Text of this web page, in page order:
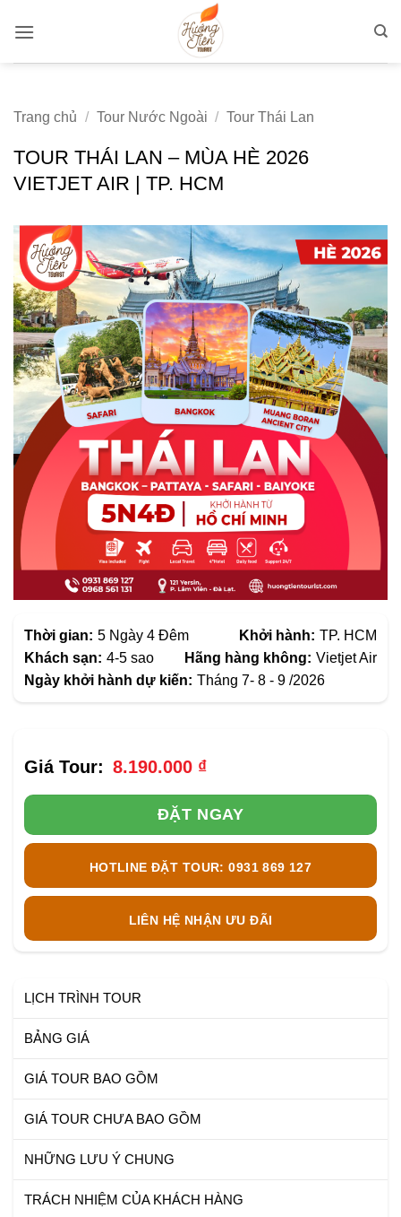
qua
Trang chủ / Tour Nước Ngoài / Tour Thái Lan
TOUR THÁI LAN – MÙA HÈ 2026
VIETJET AIR | TP. HCM
Thời gian: 5 Ngày 4 Đêm Khởi hành: TP. HCM
Khách sạn: 4-5 sao Hãng hàng không: Vietjet Air
Ngày khởi hành dự kiến: Tháng 7- 8 - 9 /2026
8.190.000 ₫
ĐẶT NGAY
HOTLINE ĐẶT TOUR: 0931 869 127
LIÊN HỆ NHẬN ƯU ĐÃI
LỊCH TRÌNH TOUR
BẢNG GIÁ
GIÁ TOUR BAO GỒM
GIÁ TOUR CHƯA BAO GỒM
NHỮNG LƯU Ý CHUNG
TRÁCH NHIỆM CỦA KHÁCH HÀNG